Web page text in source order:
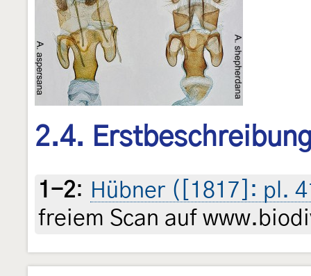
2.4.
1-2: Hübner ([1817]: pl.
freiem Scan auf